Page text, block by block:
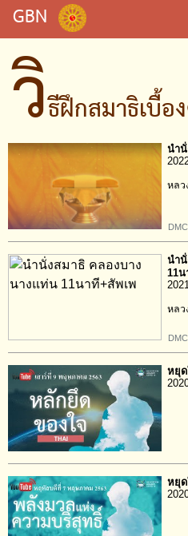
GBN
วิธีฝึกสมาธิเบื้อ
นำ
หลว
DMC
นำนั่
11น
หลว
DMC
หยุ
หยุ